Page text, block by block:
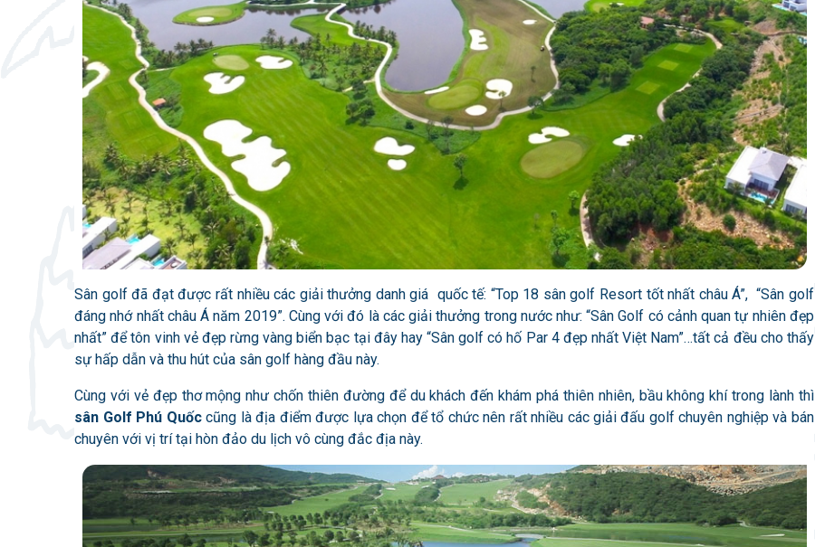
Sân golfđã đạt được rất nhiều các giải thưởng danh giá quốc tế: “Top 18 sân golf Resort tốt nhất châu Á”, “Sân golf
đáng nhớ nhất châu Á năm 2019”. Cùng với đó là các giải thưởng trong nước như: “Sân Golf có cảnh quan tự nhiên đẹp
nhất” để tôn vinh vẻ đẹp rừng vàng biển bạc tại đây hay “Sân golf có hố Par 4 đẹp nhất Việt Nam”…tất cả đều cho thấy
sự hấp dẫn và thu hút của sân golf hàng đầu này.
Cùng với vẻ đẹp thơ mộng như chốn thiên đường để du khách đến khám phá thiên nhiên, bầu không khí trong lành thì
sân Golf Phú Quốccũng là địa điểm được lựa chọn để tổ chức nên rất nhiều các giải đấu golf chuyên nghiệp và bán
chuyên với vị trí tại hòn đảo du lịch vô cùng đắc địa này.